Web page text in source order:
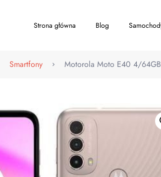
Strona główna Blog
Smartfony Motorola Moto E40 4/